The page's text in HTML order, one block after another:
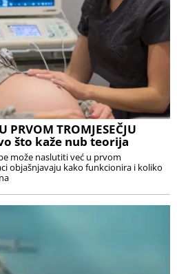
PRVOM TROMJESEČJU
što kaže nub teorija
može naslutiti već u prvom
objašnjavaju kako funkcionira i koliko